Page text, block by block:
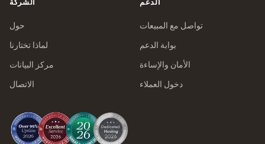
حول
لماذا تختارنا
مركز البيانات
الاتصال
تواصل مع المبيعات
بوابة الدعم
الأمان والإساءة
دخول العملاء